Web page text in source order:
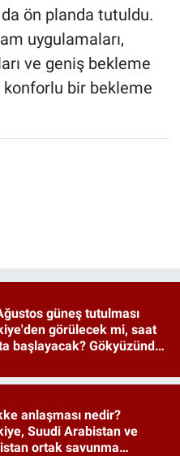
ön planda tutuldu.
uygulamaları,
ve geniş bekleme
konforlu bir bekleme
güneş tutulması
görülecek mi, saat
başlayacak? Gökyüzünde
anlaşması nedir?
Suudi Arabistan ve
ortak savunma